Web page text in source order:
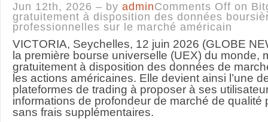
Jun 12th, 2026 – by adminComments Off on
gratuitement à disposition des données
professionnelles sur le marché américain
VICTORIA, Seychelles, 12 juin 2026 (GLOBE
la première bourse universelle (UEX) du monde,
gratuitement à disposition des données de
les actions américaines. Elle devient ainsi l’une
plateformes de trading à proposer à ses
informations de profondeur de marché de qualité
sans frais supplémentaires.